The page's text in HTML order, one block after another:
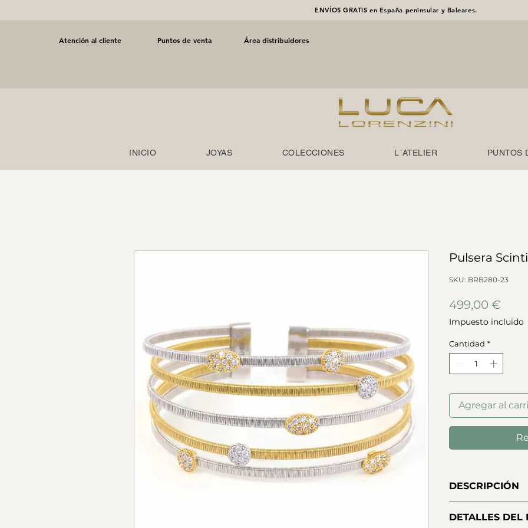
ENVÍOS GRATIS en España peninsular y Baleares.
Atención al cliente Puntos de venta Área distribuidores
INICIO JOYAS COLECCIONES L´ATELIER PUNTOS
Pulsera
SKU: BRB280-23
499,00 €
Impuesto incluido
Cantidad *
Agregar al
DESCRIPCIÓN
plata blanca de
DETALLES DEL